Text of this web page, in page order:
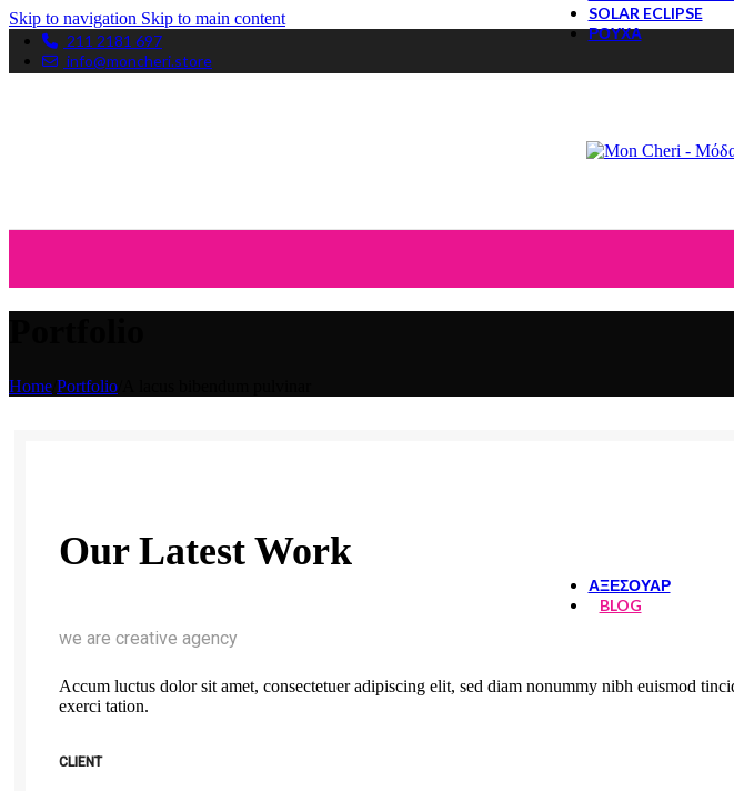
Skip to navigation Skip to main content
211 2181 697
info@moncheri.store
SOLAR ECLIPSE
ΡΟΥΧΑ
ΑΞΕΣΟΥΑΡ
BLOG
Home Portfolio
Our Latest Work
we are creative agency
Accum luctus dolor sit amet, consectetuer adipiscing elit, sed diam nonummy nibh euismod
exerci tation.
CLIENT